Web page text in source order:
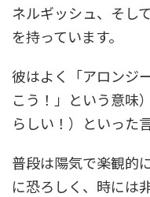
ネルギッシュ、そし
を持っています。
彼はよく「アロンジ
こう！」という意味
らしい！）といった
普段は陽気で楽観的
に恐ろしく、時には